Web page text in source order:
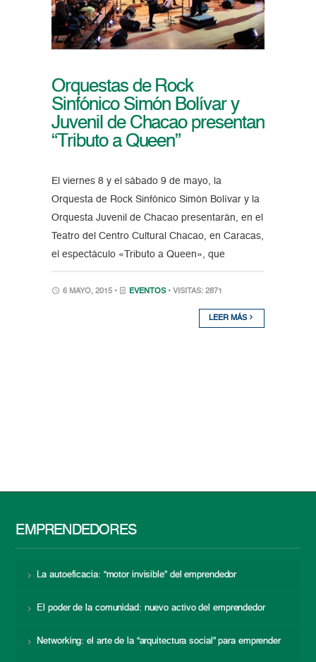
Orquestas de Rock
Sinfónico Simón Bolívar y
Juvenil de Chacao presentan
“Tributo a Queen”
El viernes 8 y el sábado 9 de mayo, la
Orquesta de Rock Sinfónico Simón Bolívar y la
Orquesta Juvenil de Chacao presentarán, en el
Teatro del Centro Cultural Chacao, en Caracas,
el espectáculo «Tributo a Queen», que
6 MAYO, 2015 • EVENTOS • VISITAS: 2871
LEER MÁS
EMPRENDEDORES
La autoeficacia: “motor invisible” del emprendedor
El poder de la comunidad: nuevo activo del emprendedor
Networking: el arte de la “arquitectura social” para emprender